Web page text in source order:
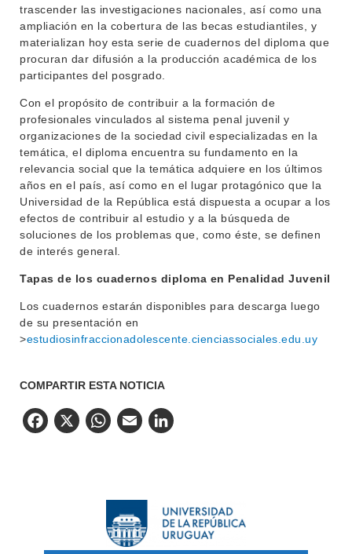
CONTACTO
BIBLIOTECA
trascender las investigaciones nacionales, así como una
ampliación en la cobertura de las becas estudiantiles, y
materializan hoy esta serie de cuadernos del diploma que
procuran dar difusión a la producción académica de los
participantes del posgrado.
Con el propósito de contribuir a la formación de
profesionales vinculados al sistema penal juvenil y
organizaciones de la sociedad civil especializadas en la
temática, el diploma encuentra su fundamento en la
relevancia social que la temática adquiere en los últimos
años en el país, así como en el lugar protagónico que la
Universidad de la República está dispuesta a ocupar a los
efectos de contribuir al estudio y a la búsqueda de
soluciones de los problemas que, como éste, se definen
de interés general.
Tapas de los cuadernos diploma en Penalidad Juvenil
Los cuadernos estarán disponibles para descarga luego
de su presentación en
>estudiosinfraccionadolescente.cienciassociales.edu.uy
COMPARTIR ESTA NOTICIA
Facebook
X WhatsApp
Email